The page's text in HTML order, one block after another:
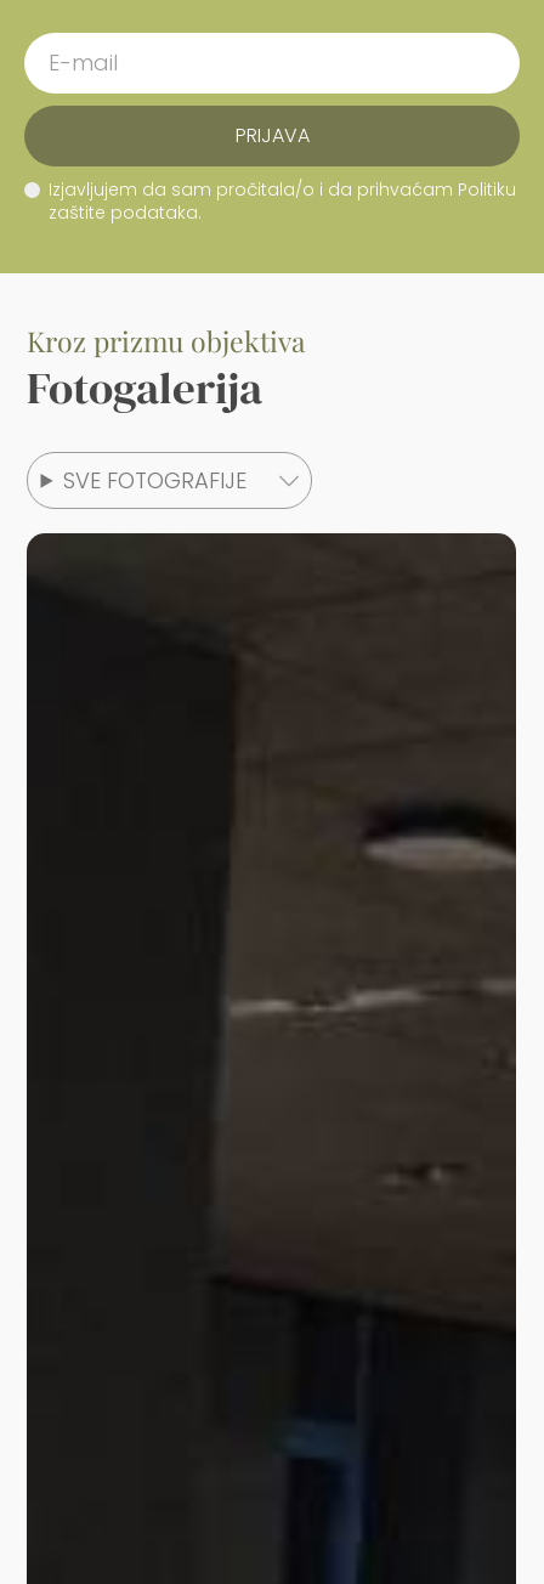
PRIJAVA
Izjavljujem da sam pročitala/o i da prihvaćam Politiku
zaštite podataka.
Kroz prizmu objektiva
Fotogalerija
SVE FOTOGRAFIJE